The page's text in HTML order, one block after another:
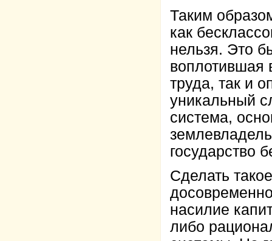
Таким
как
нельзя. Это
воплотившая
труда, так и
уникальный
система,
государство
Сделать
насилие
либо